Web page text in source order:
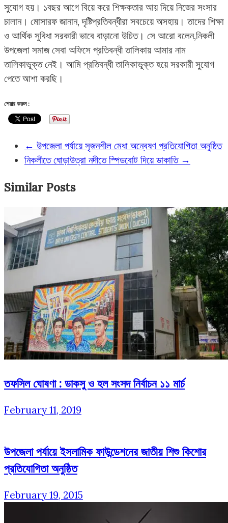
সুযোগ হয়। ১বছর আগে বিয়ে করে শিক্ষকতার আয় দিয়ে নিজের সংসার
চালান। মোসারফ জানান, দৃষ্টিপ্রতিবন্ধীরা সবচেয়ে অসহায়। তাদের শিক্ষা
ও আর্থিক সুবিধা সরকারী ভাবে বাড়ানো উচিত। সে আরো বলেন,নিকলী
উপজেলা সমাজ সেবা অফিসে প্রতিবন্ধী তালিকায় আমার নাম
তালিকাভূক্ত নেই। আমি প্রতিবন্ধী তালিকাভূক্ত হয়ে সরকারী সুযোগ
পেতে আশা করছি।
শেয়ার করুন :
← উপজেলা পর্যায়ে সৃজনশীল মেধা অন্বেষণ প্রতিযোগিতা অনুষ্ঠিত
নিকলীতে ঘোড়াউত্রা নদীতে স্পিডবোট দিয়ে ডাকাতি →
Similar Posts
তফসিল ঘোষণা : ডাকসু ও হল সংসদ নির্বাচন ১১ মার্চ
February 11, 2019
উপজেলা পর্যায়ে ইসলামিক ফাউন্ডেশনের জাতীয় শিশু কিশোর
প্রতিযোগিতা অনুষ্ঠিত
February 19, 2015